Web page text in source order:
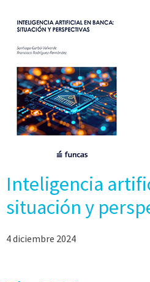
Inteligencia
situación y
4 diciembre 2024